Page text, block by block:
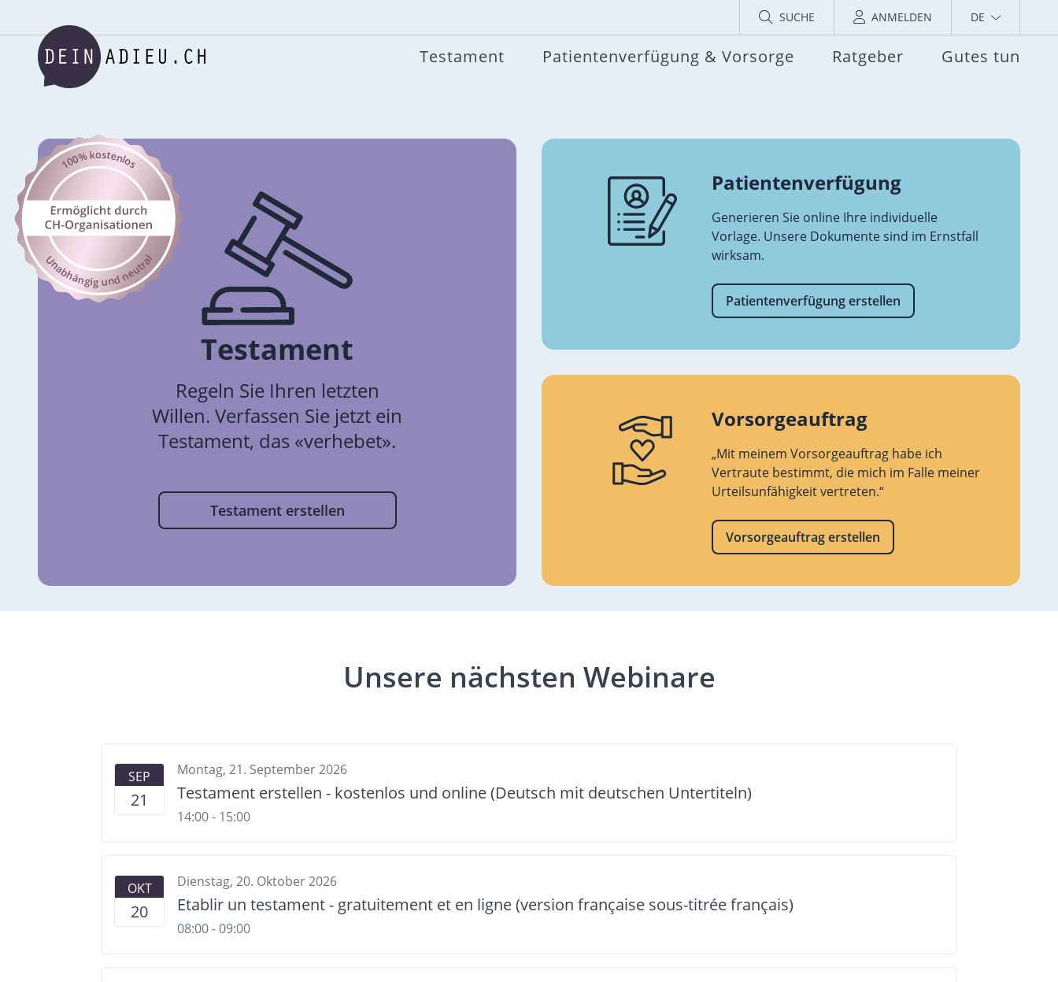
SUCHE ANMELDEN DE
Testament Patientenverfügung & Vorsorge Ratgeber Gutes tun
Testament
Regeln Sie Ihren letzten
Willen. Verfassen Sie jetzt ein
Testament, das «verhebet».
Testament erstellen
Patientenverfügung
Generieren Sie online Ihre individuelle
Vorlage. Unsere Dokumente sind im Ernstfall
wirksam.
Patientenverfügung erstellen
Vorsorgeauftrag
„Mit meinem Vorsorgeauftrag habe ich
Vertraute bestimmt, die mich im Falle meiner
Urteilsunfähigkeit vertreten.“
Vorsorgeauftrag erstellen
Unsere nächsten Webinare
SEP
21
Montag, 21. September 2026
Testament erstellen - kostenlos und online (Deutsch mit deutschen Untertiteln)
14:00 - 15:00
OKT
20
Dienstag, 20. Oktober 2026
Etablir un testament - gratuitement et en ligne (version française sous-titrée français)
08:00 - 09:00